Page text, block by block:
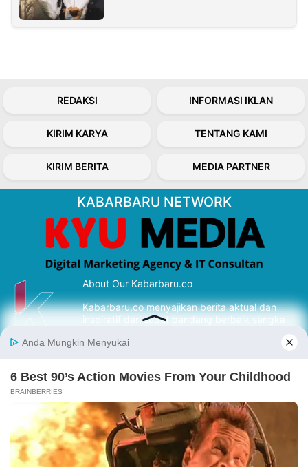
REDAKSI INFORMASI IKLAN
KIRIM KARYA TENTANG KAMI
KIRIM BERITA MEDIA PARTNER
KABARBARU NETWORK
About Our Kabarbaru.co
Kabarbaru.co menyajikan berita aktual dan
inspiratif dari sudut pandang berbaik sangka